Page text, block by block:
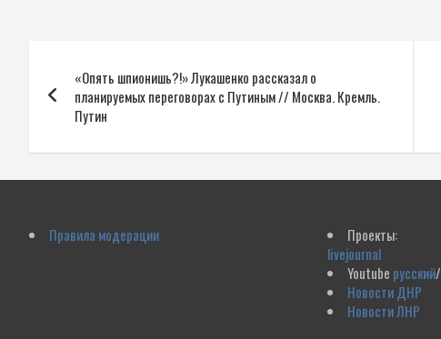
по
записям
«Опять шпионишь?!» Лукашенко рассказал о
планируемых переговорах с Путиным // Москва. Кремль.
Путин
Правила модерации
Проекты:
livejournal
Youtube русский/
Новости ДНР
Новости ЛНР